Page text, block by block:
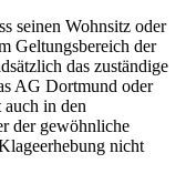
seinen Wohnsitz oder
Geltungsbereich der
das zuständige
AG Dortmund oder
in den
der gewöhnliche
nicht